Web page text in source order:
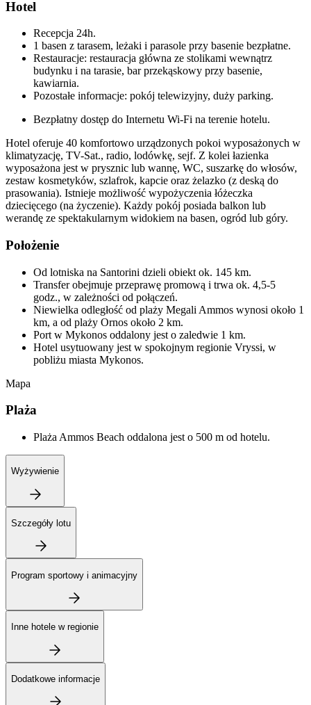
Hotel
Recepcja 24h.
1 basen z tarasem, leżaki i parasole przy basenie bezpłatne.
Restauracje: restauracja główna ze stolikami wewnątrz
budynku i na tarasie, bar przekąskowy przy basenie,
kawiarnia.
Pozostałe informacje: pokój telewizyjny, duży parking.
Bezpłatny dostęp do Internetu Wi-Fi na terenie hotelu.
Hotel oferuje 40 komfortowo urządzonych pokoi wyposażonych w
klimatyzację, TV-Sat., radio, lodówkę, sejf. Z kolei łazienka
wyposażona jest w prysznic lub wannę, WC, suszarkę do włosów,
zestaw kosmetyków, szlafrok, kapcie oraz żelazko (z deską do
prasowania). Istnieje możliwość wypożyczenia łóżeczka
dziecięcego (na życzenie). Każdy pokój posiada balkon lub
werandę ze spektakularnym widokiem na basen, ogród lub góry.
Położenie
Od lotniska na Santorini dzieli obiekt ok. 145 km.
Transfer obejmuje przeprawę promową i trwa ok. 4,5-5
godz., w zależności od połączeń.
Niewielka odległość od plaży Megali Ammos wynosi około 1
km, a od plaży Ornos około 2 km.
Port w Mykonos oddalony jest o zaledwie 1 km.
Hotel usytuowany jest w spokojnym regionie Vryssi, w
pobliżu miasta Mykonos.
Mapa
Plaża
Plaża Ammos Beach oddalona jest o 500 m od hotelu.
Wyżywienie
Szczegóły lotu
Program sportowy i animacyjny
Inne hotele w regionie
Dodatkowe informacje